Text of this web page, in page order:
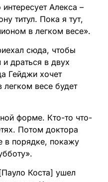
интересует Алекса –
титул. Пока я тут,
в легком весе».
сюда, чтобы
драться в двух
Гейджи хочет
легком весе будет
форме. Кто-то что-
Потом доктора
в порядке, покажу
Коста] ушел